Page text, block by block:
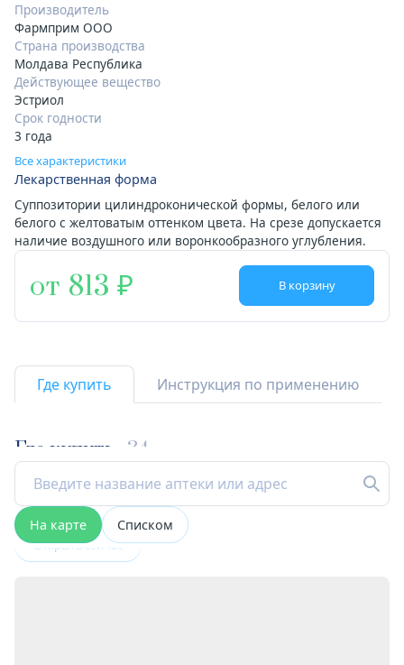
Производитель
Фармприм ООО
Страна производства
Молдава Республика
Действующее вещество
Эстриол
Срок годности
3 года
Все характеристики
Лекарственная форма
Суппозитории цилиндроконической формы, белого или
белого с желтоватым оттенком цвета. На срезе допускается
наличие воздушного или воронкообразного углубления.
от 813 В корзину
Где купить Инструкция по применению
Где купить 34
На карте Списком
Открыта сейчас